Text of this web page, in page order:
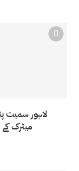
لاہور سمیت
میٹرک کے